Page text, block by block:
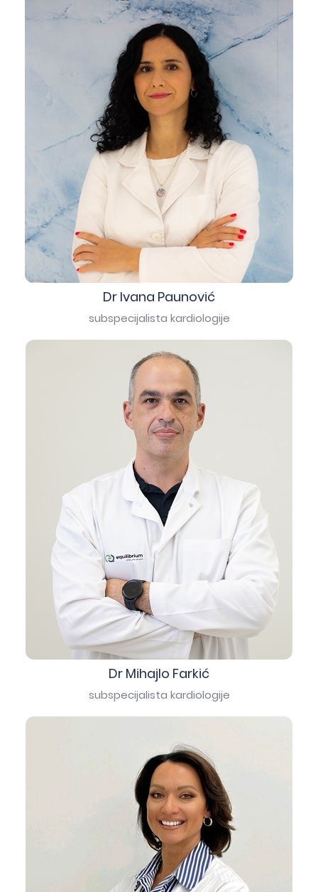
Dr Ivana Paunović
subspecijalista kardiologije
Dr Mihajlo Farkić
subspecijalista kardiologije